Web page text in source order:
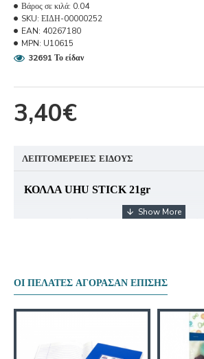
3,40€
Βάρος σε κιλά: 0.04
SKU: ΕΙΔΗ-00000252
EAN: 40267180
MPN: U10615
32691 Το είδαν
ΛΕΠΤΟΜΈΡΕΙΕΣ ΕΊΔΟΥΣ
ΚΟΛΛΑ UHU STICK 21gr
Περιγραφή Κόλλα 21gr που απλώνει
και ετικετών. Ιδανικό για χειροτεχνιες
αλλά αφαιρείται εύκολα από τα ρούχα
πλυντήριο και από τα χέρια με
Κολλάει χωρίς να αφήνει σημάδια, χάρη
ΟΙ ΠΕΛΆΤΕΣ ΑΓΌΡΑΣΑΝ ΕΠΊΣΗΣ